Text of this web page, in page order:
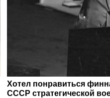
Хотел понравиться
СССР стратегической